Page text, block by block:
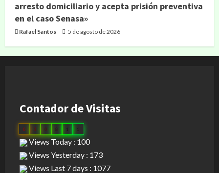
arresto domiciliario y acepta prisión preventiva
en el caso Senasa»
Rafael Santos 5 de agosto de 2026
Contador de Visitas
0 3 0 8 1 1
Views Today : 100
Views Yesterday : 173
Views Last 7 days : 1077